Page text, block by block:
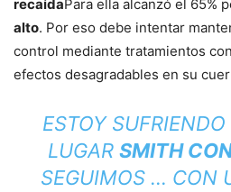
recaídaPara ella alcanzó el 65%
alto. Por eso debe intentar
control mediante tratamientos
efectos desagradables en su
ESTOY
LUGAR SMITH
SEGUIMOS … CON